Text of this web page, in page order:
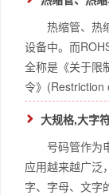
热缩管、热
设备中。而
全称是《关于限
令》(Restriction
大规格,大字
号码管作为
应用越来越广泛
字、字母、文字